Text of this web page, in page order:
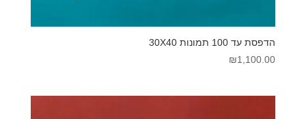
הדפסת עד 100 תמונות 30X40
₪1,100.00